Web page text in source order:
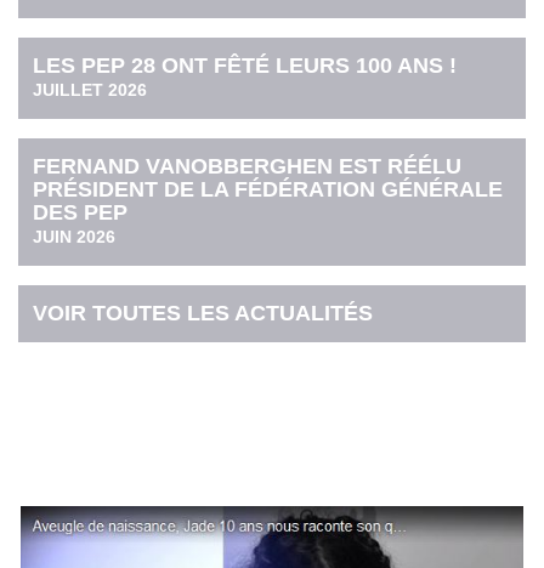
LES PEP 28 ONT FÊTÉ LEURS 100 ANS !
JUILLET 2026
FERNAND VANOBBERGHEN EST RÉÉLU
PRÉSIDENT DE LA FÉDÉRATION GÉNÉRALE
DES PEP
JUIN 2026
VOIR TOUTES LES ACTUALITÉS